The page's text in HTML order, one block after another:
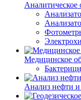
Аналитическое
Медицинское
Анализ нефти и